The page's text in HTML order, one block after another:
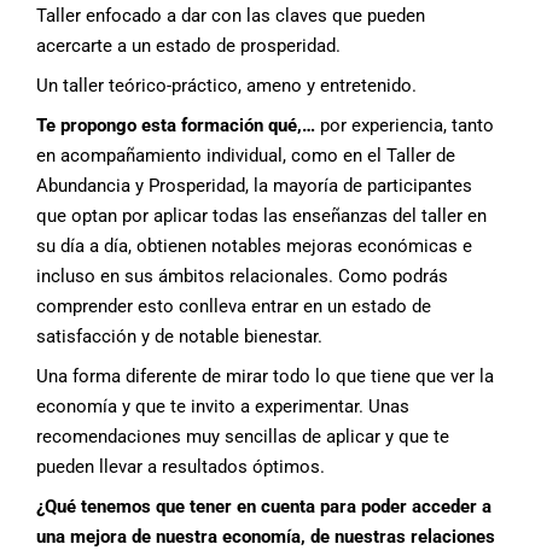
Taller enfocado a dar con las claves que pueden
acercarte a un estado de prosperidad.
Un taller teórico-práctico, ameno y entretenido.
Te propongo esta formación qué,… por experiencia, tanto
en acompañamiento individual, como en el Taller de
Abundancia y Prosperidad, la mayoría de participantes
que optan por aplicar todas las enseñanzas del taller en
su día a día, obtienen notables mejoras económicas e
incluso en sus ámbitos relacionales. Como podrás
comprender esto conlleva entrar en un estado de
satisfacción y de notable bienestar.
Una forma diferente de mirar todo lo que tiene que ver la
economía y que te invito a experimentar. Unas
recomendaciones muy sencillas de aplicar y que te
pueden llevar a resultados óptimos.
¿Qué tenemos que tener en cuenta para poder acceder a
una mejora de nuestra economía, de nuestras relaciones